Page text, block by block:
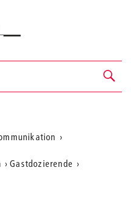
Gastdozierende